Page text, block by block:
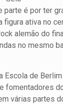
é por ter
ativa no
alemão do
no mesmo
de
fomentadores
várias partes